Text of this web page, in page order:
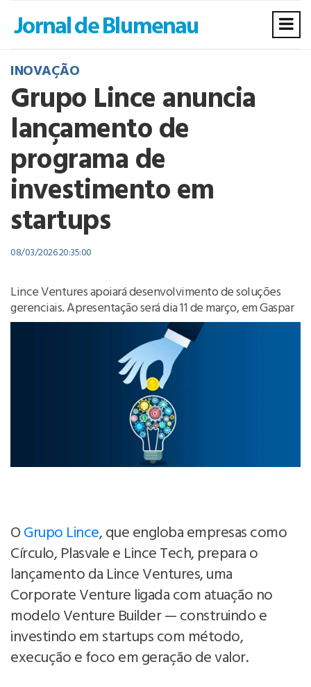
INOVAÇÃO
Grupo Lince anuncia
lançamento de
programa de
investimento em
startups
08/03/2026 20:35:00
Lince Ventures apoiará desenvolvimento de soluções
gerenciais. Apresentação será dia 11 de março, em Gaspar
OGrupo Lince, que engloba empresas como
Círculo, Plasvale e Lince Tech, prepara o
lançamento da Lince Ventures, uma
Corporate Venture ligada com atuação no
modelo Venture Builder — construindo e
investindo em startups com método,
execução e foco em geração de valor.